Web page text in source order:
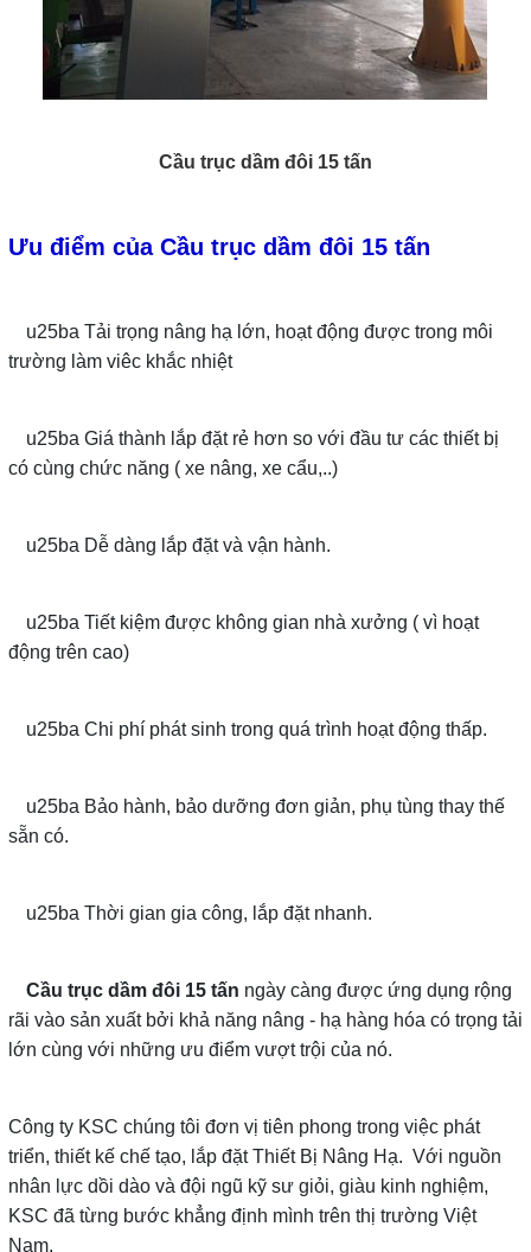
Cầu trục dầm đôi 15 tấn
Ưu điểm của Cầu trục dầm đôi 15 tấn
u25ba Tải trọng nâng hạ lớn, hoạt động được trong môi
trường làm viêc khắc nhiệt
u25ba Giá thành lắp đặt rẻ hơn so với đầu tư các thiết bị
có cùng chức năng ( xe nâng, xe cẩu,..)
u25ba Dễ dàng lắp đặt và vận hành.
u25ba Tiết kiệm được không gian nhà xưởng ( vì hoạt
động trên cao)
u25ba Chi phí phát sinh trong quá trình hoạt động thấp.
u25ba Bảo hành, bảo dưỡng đơn giản, phụ tùng thay thế
sẵn có.
u25ba Thời gian gia công, lắp đặt nhanh.
Cầu trục dầm đôi 15 tấn ngày càng được ứng dụng rộng
rãi vào sản xuất bởi khả năng nâng - hạ hàng hóa có trọng tải
lớn cùng với những ưu điểm vượt trội của nó.
Công ty KSC chúng tôi đơn vị tiên phong trong việc phát
triển, thiết kế chế tạo, lắp đặt Thiết Bị Nâng Hạ. Với nguồn
nhân lực dồi dào và đội ngũ kỹ sư giỏi, giàu kinh nghiệm,
KSC đã từng bước khẳng định mình trên thị trường Việt
Nam.